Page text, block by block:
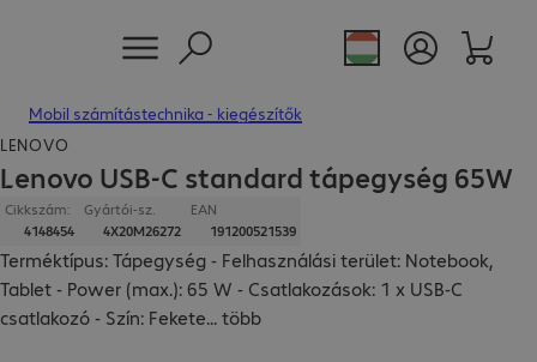
Mobil számítástechnika - kiegészítők
LENOVO
Lenovo USB-C standard tápegység 65W
Cikkszám:
4148454
Gyártói-sz.
4X20M26272
EAN
191200521539
Terméktípus: Tápegység - Felhasználási terület: Notebook,
Tablet - Power (max.): 65 W - Csatlakozások: 1 x USB-C
csatlakozó - Szín: Fekete...több